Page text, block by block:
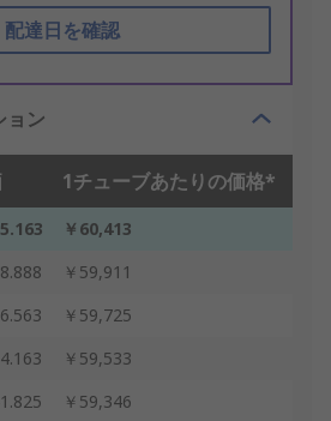
配達日を確認
ョン
1チューブあたりの価格*
￥60,413
￥59,911
￥59,725
￥59,533
￥59,346